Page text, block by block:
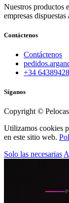
Nuestros productos
empresas
Contáctenos
Contáctenos
+34
Síganos
Copyright ©
Utilizamos cookies
en este sitio web.
Solo las necesarias